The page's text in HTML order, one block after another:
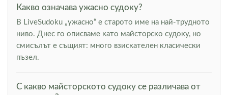
Какво означава ужасно судоку?
В LiveSudoku „ужасно“ е старото име на най-трудното
ниво. Днес го описваме като майсторско судоку, но
смисълът е същият: много взискателен класически
пъзел.
С какво майсторското судоку се различава от